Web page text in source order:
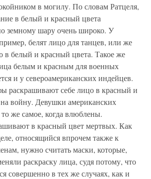
в могилу. По словам Ратцеля,
в белый и красный цвета
земному шару очень широко. У
белят лицо для танцев, или же
в белый и красный цвета. Такое же
белым и красным для военных
и у североамериканских индейцев.
раскрашивают себе лицо в красный и
войну. Девушки американских
же самое, когда влюблены.
в красный цвет мертвых. Как
относящийся впрочем также к
нужно считать маски, которые,
раскраску лица, судя потому, что
совершенно в тех же случаях, как и